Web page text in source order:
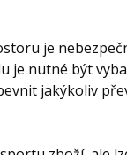
je
je nutné být
jakýkoliv